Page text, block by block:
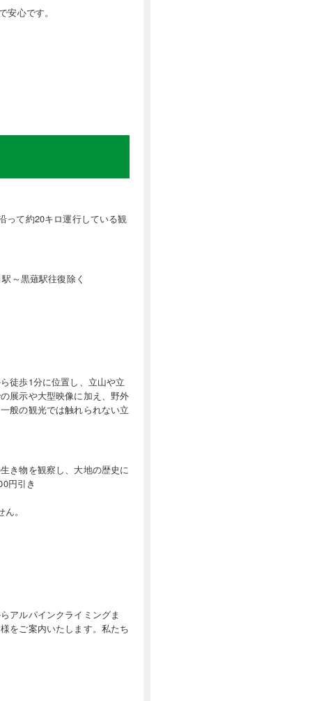
心です。
って約20キロ運行している観
～黒薙駅往復除く
徒歩1分に位置し、立山や立
展示や大型映像に加え、野外
般の観光では触れられない立
き物を観察し、大地の歴史に
円引き
。
アルパインクライミングま
をご案内いたします。私たち